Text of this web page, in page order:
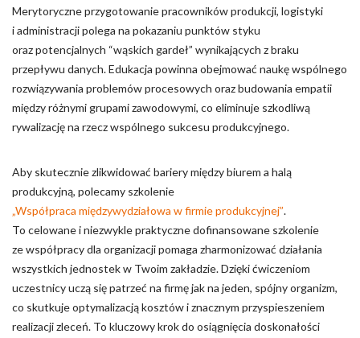
Merytoryczne przygotowanie pracowników produkcji, logistyki
i administracji polega na pokazaniu punktów styku
oraz potencjalnych “wąskich gardeł” wynikających z braku
przepływu danych. Edukacja powinna obejmować naukę wspólnego
rozwiązywania problemów procesowych oraz budowania empatii
między różnymi grupami zawodowymi, co eliminuje szkodliwą
rywalizację na rzecz wspólnego sukcesu produkcyjnego.
Aby skutecznie zlikwidować bariery między biurem a halą
produkcyjną, polecamy szkolenie
„Współpraca międzywydziałowa w firmie produkcyjnej”.
To celowane i niezwykle praktyczne dofinansowane szkolenie
ze współpracy dla organizacji pomaga zharmonizować działania
wszystkich jednostek w Twoim zakładzie. Dzięki ćwiczeniom
uczestnicy uczą się patrzeć na firmę jak na jeden, spójny organizm,
co skutkuje optymalizacją kosztów i znacznym przyspieszeniem
realizacji zleceń. To kluczowy krok do osiągnięcia doskonałości